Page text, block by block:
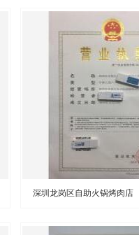
深圳龙岗区自助火锅烤肉店